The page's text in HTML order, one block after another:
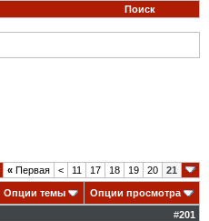
Поиск
« Первая < 11 17 18 19 20 21
Опции темы
Опции просмотра
#201